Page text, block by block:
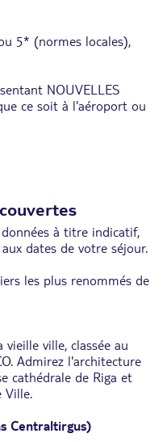
5* (normes locales),
NOUVELLES
ce soit à l'aéroport ou
à titre indicatif,
dates de votre séjour.
les plus renommés de
vieille ville, classée au
Admirez l'architecture
cathédrale de Riga et
Ville.
Centraltirgus)